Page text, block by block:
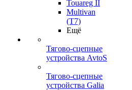
Touareg II
Multivan
(T7)
Ещё
Тягово-сцепные
устройства AvtoS
Тягово-сцепные
устройства Galia